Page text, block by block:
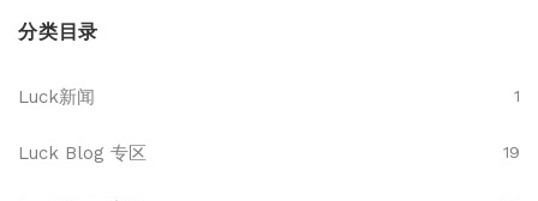
分类目录
Luck新闻 1
Luck Blog 专区 19